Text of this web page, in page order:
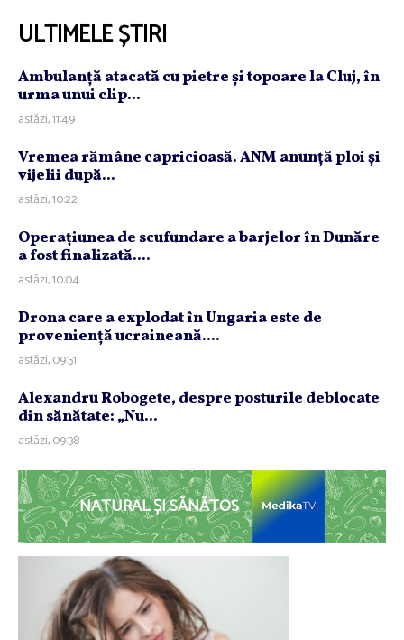
ULTIMELE ȘTIRI
Ambulanţă atacată cu pietre şi topoare la Cluj, în
urma unui clip...
astăzi, 11:49
Vremea rămâne capricioasă. ANM anunţă ploi şi
vijelii după...
astăzi, 10:22
Operaţiunea de scufundare a barjelor în Dunăre
a fost finalizată....
astăzi, 10:04
Drona care a explodat în Ungaria este de
provenienţă ucraineană....
astăzi, 09:51
Alexandru Robogete, despre posturile deblocate
din sănătate: „Nu...
astăzi, 09:38
NATURAL ȘI SĂNĂTOS